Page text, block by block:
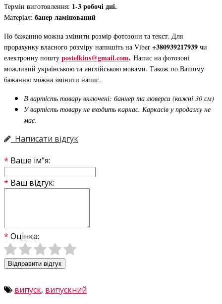
Термін виготовлення: 1-3 робочі дні.
Матеріал: банер ламінований
По бажанню можна змінити розмір фотозони та текст. Для
прорахунку власного розміру напишіть на Viber +380939217939 чи
електронну пошту postelkins@gmail.com. Напис на фотозоні
можливий українською та англійською мовами. Також по Вашому
бажанню можна змінити напис.
В вартість товару включені: баннер та люверси (кожні 30 см)
У вартість товару не входить каркас. Каркасів у продажу не
має.
Написати відгук
Ваше ім"я:
Ваш відгук:
Оцінка:
Відправити відгук
випуск, випускний